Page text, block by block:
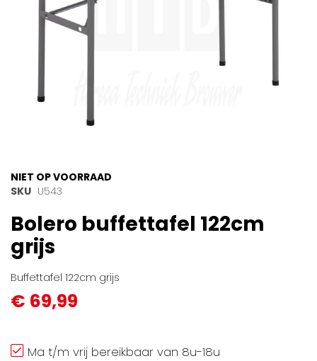
Ga
naar
begin
van
de
afbeeldingen-
gallerij
NIET OP VOORRAAD
SKU U543
Bolero buffettafel 122cm
grijs
Buffettafel 122cm grijs
€ 69,99
Ma t/m vrij bereikbaar van 8u-18u